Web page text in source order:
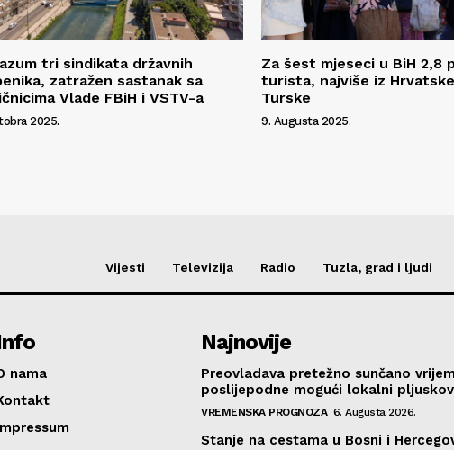
tri sindikata državnih
zatražen sastanak sa
Vlade FBiH i VSTV-a
2025.
Za šest mjeseci u BiH 2,8
turista, najviše iz
Turske
9. Augusta 2025.
Vijesti Televizija Radio Tuzla, grad i ljudi
nama
Najnovije
Preovladava pretežno sunčano
poslijepodne mogući lokalni
VREMENSKA PROGNOZA 6. Augusta 2026.
Stanje na cestama u Bosni i